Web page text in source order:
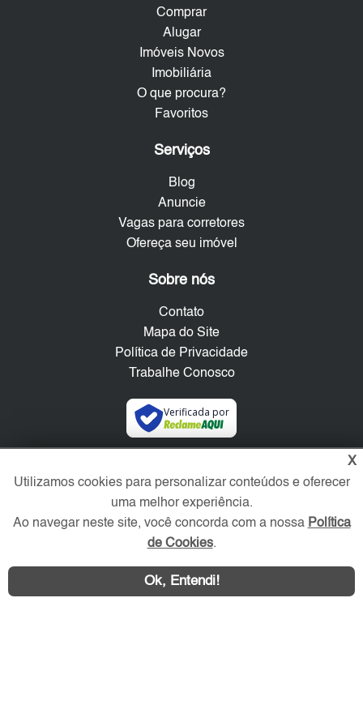
Comprar
Alugar
Imóveis Novos
Imobiliária
O que procura?
Favoritos
Serviços
Blog
Anuncie
Vagas para corretores
Ofereça seu imóvel
Sobre nós
Contato
Mapa do Site
Política de Privacidade
Trabalhe Conosco
Verificada por
X
Utilizamos cookies para personalizar conteúdos e oferecer
uma melhor experiência.
Ao navegar neste site, você concorda com a nossa Política
de Cookies.
Ok, Entendi!